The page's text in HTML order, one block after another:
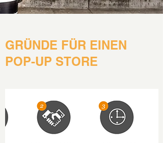
GRÜNDE FÜR EINEN
POP-UP STORE